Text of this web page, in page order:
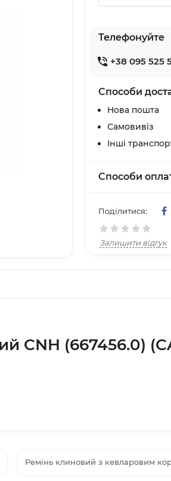
Телефонуйте
+38 095 525
Способи
Нова пошта
Самовивіз
Інші
Способи
Поділитися:
Залишити відгук
CNH (667456.0)
Ремінь клиновий з кевларовим